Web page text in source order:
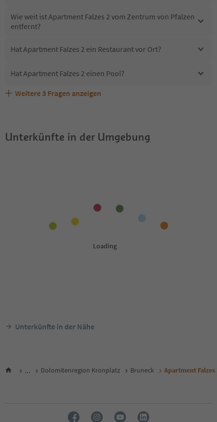
Wie weit ist Apartment Falzes 2 vom Zentrum von Pfalzen
entfernt?
Hat Apartment Falzes 2 ein Restaurant vor Ort?
Hat Apartment Falzes 2 einen Pool?
Sind Haustiere in der Unterkunft Apartment Falzes 2
Welche Services bietet Apartment Falzes 2?
Erhalten die Gäste von Apartment Falzes 2 einen Südtirol
Weitere 3 Fragen anzeigen
Unterkünfte in der Umgebung
Unterkünfte in der Nähe
... Dolomitenregion Kronplatz Bruneck Apartment Falzes